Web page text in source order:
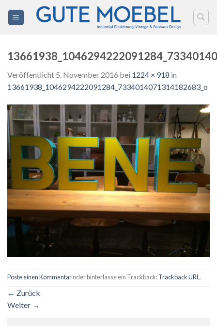
Inhalt
Veröffentlicht 5. November 2016 bei 1224 × 918 in
13661938_1046294222091284_7334014071314182683_o
Poste einen Kommentaroder hinterlasse ein Trackback:Trackback URL .
← Zurück
Weiter →